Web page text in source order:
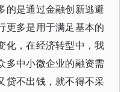
的是通过金融创新逃避
更多是用于满足基本的
化，在经济转型中，我
多中小微企业的融资需
贷不出钱，就不得不采